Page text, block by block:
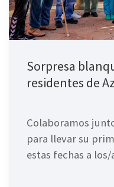
Sorpresa
residentes de
Colaboramos
para llevar su
estas fechas a